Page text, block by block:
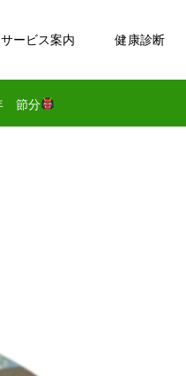
サービス案内 健康診断
節分